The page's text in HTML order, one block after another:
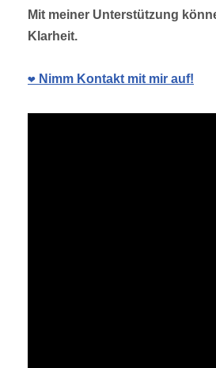
Mit meiner Unterstützung
Klarheit.
❤️ Nimm Kontakt mit mir auf!